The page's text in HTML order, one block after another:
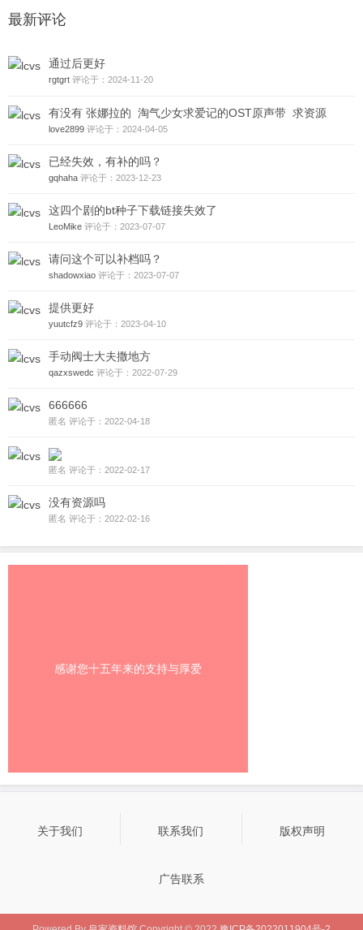
最新评论
通过后更好
rgtgrt 评论于：2024-11-20
有没有 张娜拉的 淘气少女求爱记的OST原声带 求资源
love2899 评论于：2024-04-05
已经失效，有补的吗？
gqhaha 评论于：2023-12-23
这四个剧的bt种子下载链接失效了
LeoMike 评论于：2023-07-07
请问这个可以补档吗？
shadowxiao 评论于：2023-07-07
提供更好
yuutcfz9 评论于：2023-04-10
手动阀士大夫撒地方
qazxswedc 评论于：2022-07-29
666666
匿名 评论于：2022-04-18
匿名 评论于：2022-02-17
没有资源吗
匿名 评论于：2022-02-16
感谢您十五年来的支持与厚爱
关于我们 联系我们 版权声明
广告联系